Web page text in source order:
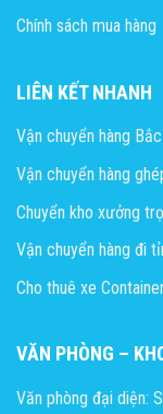
Chính sách mua hàng
LIÊN KẾT NHANH
Vận chuyển hàng
Vận chuyển hàng
Chuyển kho xưởng
Vận chuyển hàng đi
Cho thuê xe
VĂN PHÒNG –
Văn phòng đại diện: